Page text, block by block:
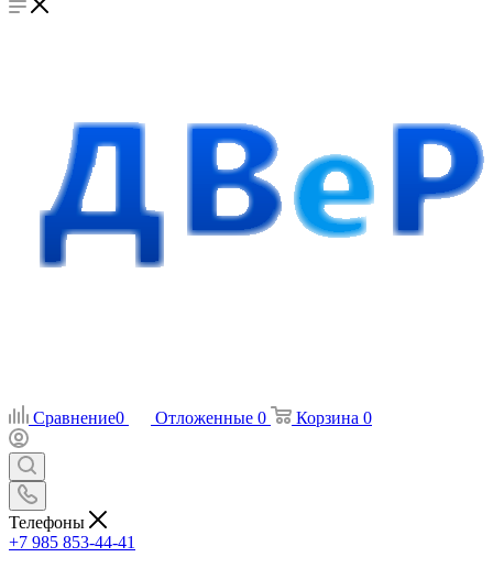
Сравнение0 Отложенные 0 Корзина 0
Телефоны
+7 985 853-44-41